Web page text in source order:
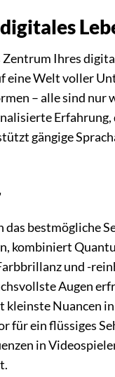
Ihres
eine Welt voller
– alle sind nur
Erfahrung,
gängige
bestmögliche
kombiniert
und -
Augen
kleinste Nuancen
für ein flüssiges
in